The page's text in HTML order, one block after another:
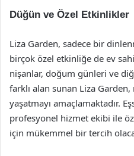
Düğün ve Özel Etkinlikler
Liza Garden, sadece bir
birçok özel etkinliğe de ev
nişanlar, doğum günleri ve
farklı alan sunan Liza
yaşatmayı amaçlamaktadır.
profesyonel hizmet ekibi ile
için mükemmel bir tercih